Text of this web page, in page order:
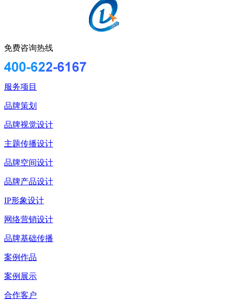
免费咨询热线
服务项目
品牌策划
品牌视觉设计
主题传播设计
品牌空间设计
品牌产品设计
IP形象设计
网络营销设计
品牌基础传播
案例作品
案例展示
合作客户